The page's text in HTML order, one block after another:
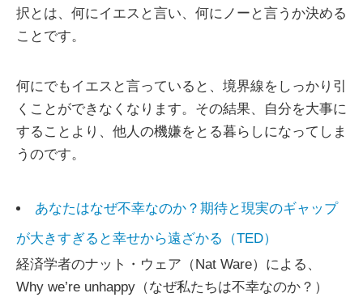
択とは、何にイエスと言い、何にノーと言うか決める
ことです。
何にでもイエスと言っていると、境界線をしっかり引
くことができなくなります。その結果、自分を大事に
することより、他人の機嫌をとる暮らしになってしま
うのです。
あなたはなぜ不幸なのか？期待と現実のギャップ
が大きすぎると幸せから遠ざかる（TED）
経済学者のナット・ウェア（Nat Ware）による、
Why we’re unhappy（なぜ私たちは不幸なのか？）